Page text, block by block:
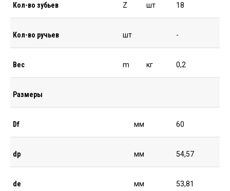
Кол-во зубьев Z шт 18
Кол-во ручьев шт -
Вес m кг 0,2
Размеры
Df мм 60
dp мм 54,57
de мм 53,81